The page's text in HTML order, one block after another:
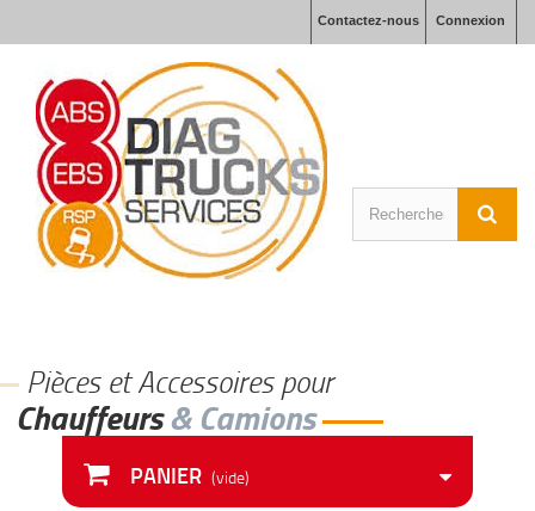
Connexion
Contactez-nous
Pièces et Accessoires pour
& Camions
PANIER (vide)